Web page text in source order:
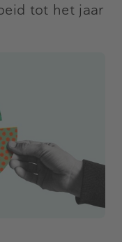
tot het jaar